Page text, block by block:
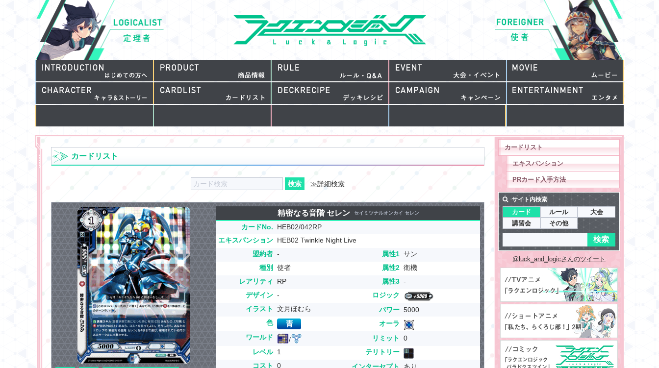
カードリスト
≫詳細検索
精密なる音階 セレン セイミツナルオンカイ セレン
カードNo.
HEB02/042RP
エキスパンション HEB02 Twinkle Night Live
盟約者 -
種別
使者
レアリティ
RP
デザイン -
イラスト
文月ほむら
色
ワールド
/
レベル 1
コスト
0
属性1 サン
属性2 衛機
属性3 -
ロジック
パワー 5000
オーラ
リミット
0
テリトリー
インターセプト
あり
カードリスト
エキスパンション
PRカード入手方法
サイト内検索
カード ルール
大会
講習会
その他
@luck_and_logicさんのツイート